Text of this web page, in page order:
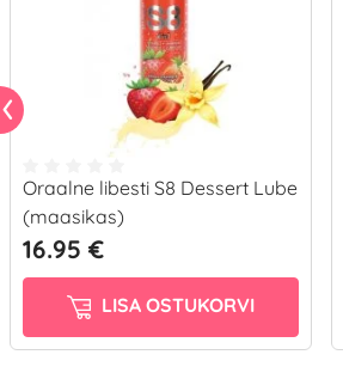
Oraalne libesti S8 Dessert Lube
(maasikas)
16.95 €
LISA OSTUKORVI